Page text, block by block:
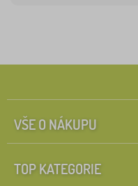
VŠE O NÁKUPU
TOP KATEGORIE